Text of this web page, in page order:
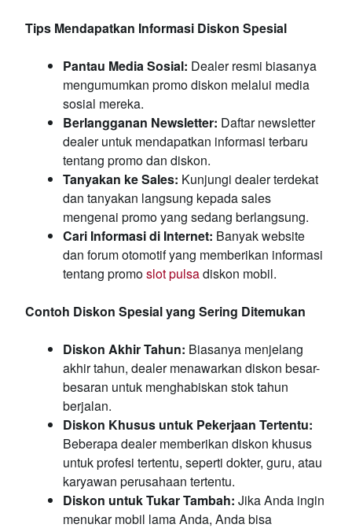
Tips Mendapatkan Informasi Diskon Spesial
Pantau Media Sosial: Dealer resmi biasanya
mengumumkan promo diskon melalui media
sosial mereka.
Berlangganan Newsletter: Daftar newsletter
dealer untuk mendapatkan informasi terbaru
tentang promo dan diskon.
Tanyakan ke Sales: Kunjungi dealer terdekat
dan tanyakan langsung kepada sales
mengenai promo yang sedang berlangsung.
Cari Informasi di Internet: Banyak website
dan forum otomotif yang memberikan informasi
tentang promoslot pulsadiskon mobil.
Contoh Diskon Spesial yang Sering Ditemukan
Diskon Akhir Tahun: Biasanya menjelang
akhir tahun, dealer menawarkan diskon besar-
besaran untuk menghabiskan stok tahun
berjalan.
Diskon Khusus untuk Pekerjaan Tertentu:
Beberapa dealer memberikan diskon khusus
untuk profesi tertentu, seperti dokter, guru, atau
karyawan perusahaan tertentu.
Diskon untuk Tukar Tambah: Jika Anda ingin
menukar mobil lama Anda, Anda bisa